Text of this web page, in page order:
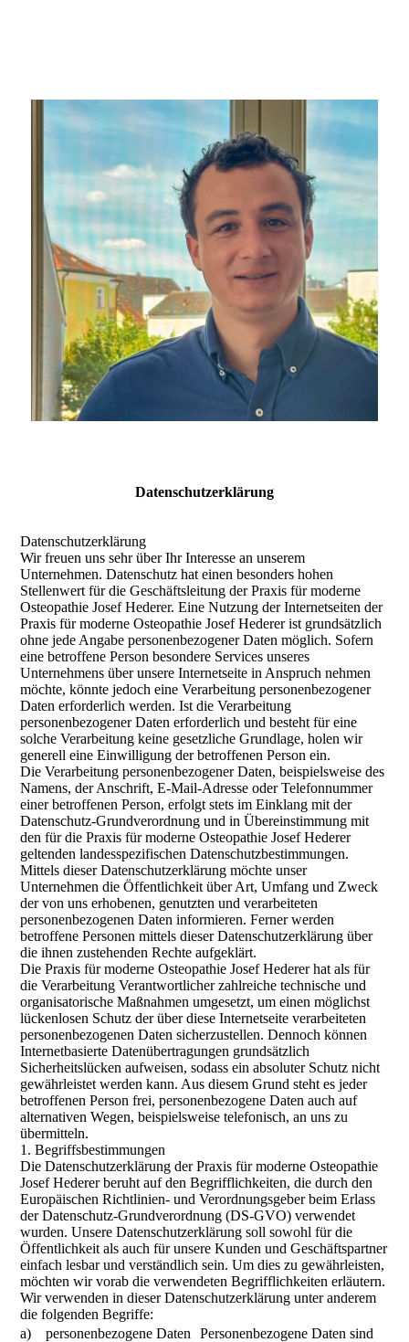
Datenschutzerklärung
Datenschutzerklärung
Wir freuen uns sehr über Ihr Interesse an unserem
Unternehmen. Datenschutz hat einen besonders hohen
Stellenwert für die Geschäftsleitung der Praxis für moderne
Osteopathie Josef Hederer. Eine Nutzung der Internetseiten der
Praxis für moderne Osteopathie Josef Hederer ist grundsätzlich
ohne jede Angabe personenbezogener Daten möglich. Sofern
eine betroffene Person besondere Services unseres
Unternehmens über unsere Internetseite in Anspruch nehmen
möchte, könnte jedoch eine Verarbeitung personenbezogener
Daten erforderlich werden. Ist die Verarbeitung
personenbezogener Daten erforderlich und besteht für eine
solche Verarbeitung keine gesetzliche Grundlage, holen wir
generell eine Einwilligung der betroffenen Person ein.
Die Verarbeitung personenbezogener Daten, beispielsweise des
Namens, der Anschrift, E-Mail-Adresse oder Telefonnummer
einer betroffenen Person, erfolgt stets im Einklang mit der
Datenschutz-Grundverordnung und in Übereinstimmung mit
den für die Praxis für moderne Osteopathie Josef Hederer
geltenden landesspezifischen Datenschutzbestimmungen.
Mittels dieser Datenschutzerklärung möchte unser
Unternehmen die Öffentlichkeit über Art, Umfang und Zweck
der von uns erhobenen, genutzten und verarbeiteten
personenbezogenen Daten informieren. Ferner werden
betroffene Personen mittels dieser Datenschutzerklärung über
die ihnen zustehenden Rechte aufgeklärt.
Die Praxis für moderne Osteopathie Josef Hederer hat als für
die Verarbeitung Verantwortlicher zahlreiche technische und
organisatorische Maßnahmen umgesetzt, um einen möglichst
lückenlosen Schutz der über diese Internetseite verarbeiteten
personenbezogenen Daten sicherzustellen. Dennoch können
Internetbasierte Datenübertragungen grundsätzlich
Sicherheitslücken aufweisen, sodass ein absoluter Schutz nicht
gewährleistet werden kann. Aus diesem Grund steht es jeder
betroffenen Person frei, personenbezogene Daten auch auf
alternativen Wegen, beispielsweise telefonisch, an uns zu
übermitteln.
1. Begriffsbestimmungen
Die Datenschutzerklärung der Praxis für moderne Osteopathie
Josef Hederer beruht auf den Begrifflichkeiten, die durch den
Europäischen Richtlinien- und Verordnungsgeber beim Erlass
der Datenschutz-Grundverordnung (DS-GVO) verwendet
wurden. Unsere Datenschutzerklärung soll sowohl für die
Öffentlichkeit als auch für unsere Kunden und Geschäftspartner
einfach lesbar und verständlich sein. Um dies zu gewährleisten,
möchten wir vorab die verwendeten Begrifflichkeiten erläutern.
Wir verwenden in dieser Datenschutzerklärung unter anderem
die folgenden Begriffe:
a) personenbezogene Daten Personenbezogene Daten sind